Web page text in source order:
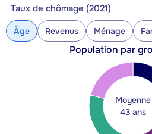
Taux de chômage (2021)
Âge Revenus Ménage
Population par
Moyenne
43 ans